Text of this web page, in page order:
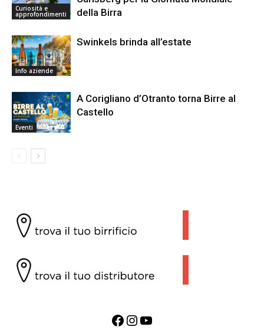
Curiosità e
approfondimenti
della Birra
Info aziende
Swinkels brinda all’estate
Eventi
A Corigliano d’Otranto torna Birre al
Castello
Facebook InstagramYouTube